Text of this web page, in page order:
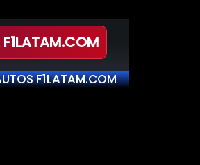
F1LATAM.COM
F1LATAM.COM